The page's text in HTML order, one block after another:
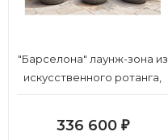
"Барселона" лаунж-зона из
искусственного ротанга,
336 600 ₽